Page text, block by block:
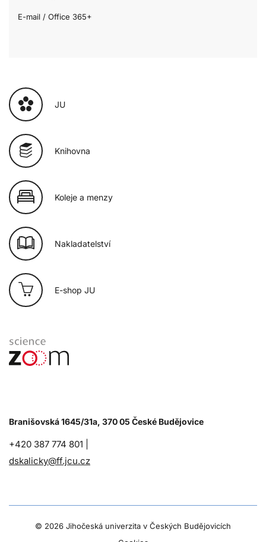
E-mail / Office 365+
JU
Knihovna
Koleje a menzy
Nakladatelství
E-shop JU
Branišovská 1645/31a, 370 05 České Budějovice
+420 387 774 801 |
dskalicky@ff.jcu.cz
© 2026 Jihočeská univerzita v Českých Budějovicích